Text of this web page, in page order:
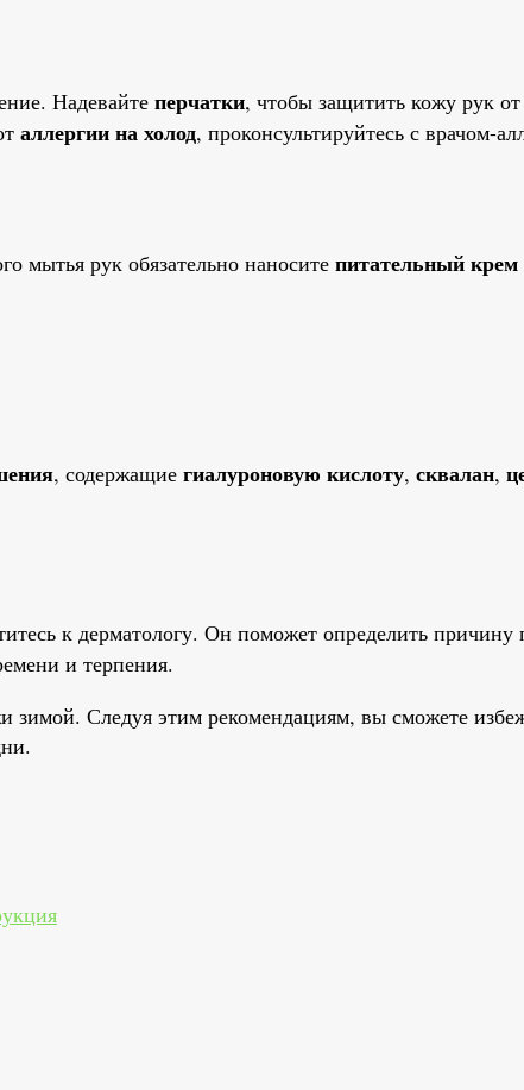
Надевайте перчатки, чтобы защитить кожу рук
аллергии на холод, проконсультируйтесь с врачом-
мытья рук обязательно наносите питательный крем
, содержащие гиалуроновую кислоту, сквалан,
к дерматологу. Он поможет определить
и терпения.
зимой. Следуя этим рекомендациям, вы сможете